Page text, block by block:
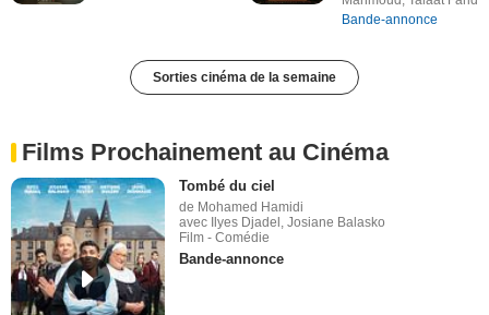
Bande-annonce
Sorties cinéma de la semaine
Films Prochainement au Cinéma
Tombé du ciel
de Mohamed Hamidi
avec Ilyes Djadel, Josiane Balasko
Film - Comédie
Bande-annonce